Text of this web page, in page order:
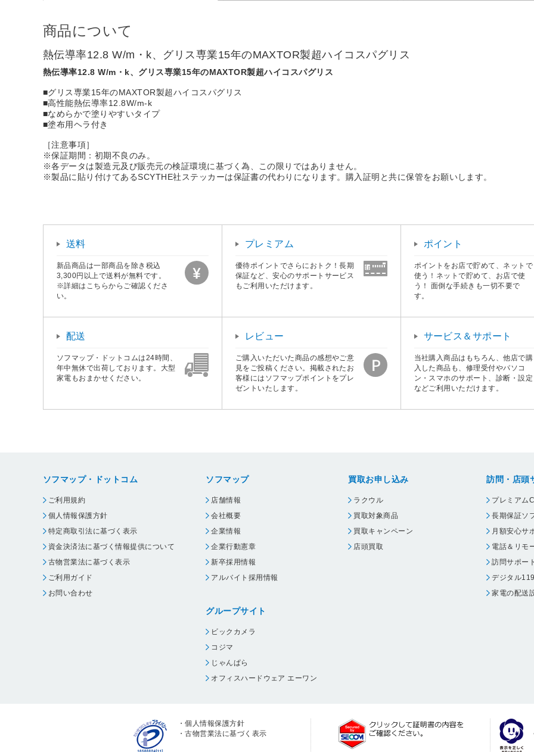
商品について
熱伝導率12.8 W/m・k、グリス専業15年のMAXTOR製超ハイコスパグリス
熱伝導率12.8 W/m・k、グリス専業15年のMAXTOR製超ハイコスパグリス
■グリス専業15年のMAXTOR製超ハイコスパグリス
■高性能熱伝導率12.8W/m-k
■なめらかで塗りやすいタイプ
■塗布用ヘラ付き
［注意事項］
※保証期間：初期不良のみ。
※各データは製造元及び販売元の検証環境に基づく為、この限りではありません。
※製品に貼り付けてあるSCYTHE社ステッカーは保証書の代わりになります。購入証明と共に保管をお願いします。
送料
新品商品は一部商品を除き税込
3,300円以上で送料が無料です。
※詳細はこちらからご確認くださ
い。
プレミアム
優待ポイントでさらにおトク！長期
保証など、安心のサポートサービス
もご利用いただけます。
ポイント
ポイントをお店で貯めて、ネットで
使う！ネットで貯めて、お店で使
う！ 面倒な手続きも一切不要で
す。
配送
ソフマップ・ドットコムは24時間、
年中無休で出荷しております。大型
家電もおまかせください。
レビュー
ご購入いただいた商品の感想やご意
見をご投稿ください。掲載されたお
客様にはソフマップポイントをプレ
ゼントいたします。
サービス＆サポート
当社購入商品はもちろん、他店で購
入した商品も、修理受付やパソコ
ン・スマホのサポート、診断・設定
などご利用いただけます。
ソフマップ・ドットコム
ご利用規約
個人情報保護方針
特定商取引法に基づく表示
資金決済法に基づく情報提供について
古物営業法に基づく表示
ご利用ガイド
お問い合わせ
ソフマップ
店舗情報
会社概要
企業情報
企業行動憲章
新卒採用情報
アルバイト採用情報
グループサイト
ビックカメラ
コジマ
じゃんぱら
オフィスハードウェア エーワン
買取お申し込み
ラクウル
買取対象商品
買取キャンペーン
店頭買取
訪問・店頭
プレミアム
長期保証ソ
月額安心サ
電話＆リモ
訪問サポート
デジタル119
家電の配送
・個人情報保護方針
・古物営業法に基づく表示